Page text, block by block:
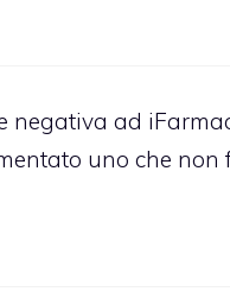
negativa ad
uno che non